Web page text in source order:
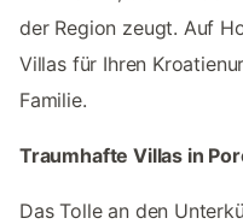
der Region zeugt. Auf
Villas für Ihren
Familie.
Traumhafte Villas in
Das Tolle an den